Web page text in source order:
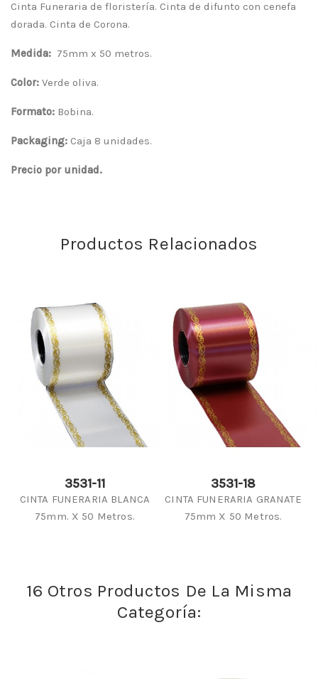
Cinta Funeraria de floristería. Cinta de difunto con cenefa
dorada. Cinta de Corona.
Medida: 75mm x 50 metros.
Color: Verde oliva.
Formato: Bobina.
Packaging: Caja 8 unidades.
Precio por unidad.
Productos Relacionados
3531-11
CINTA FUNERARIA BLANCA
75mm. X 50 Metros.
3531-18
CINTA FUNERARIA GRANATE
75mm X 50 Metros.
16 Otros Productos De La Misma
Categoría: